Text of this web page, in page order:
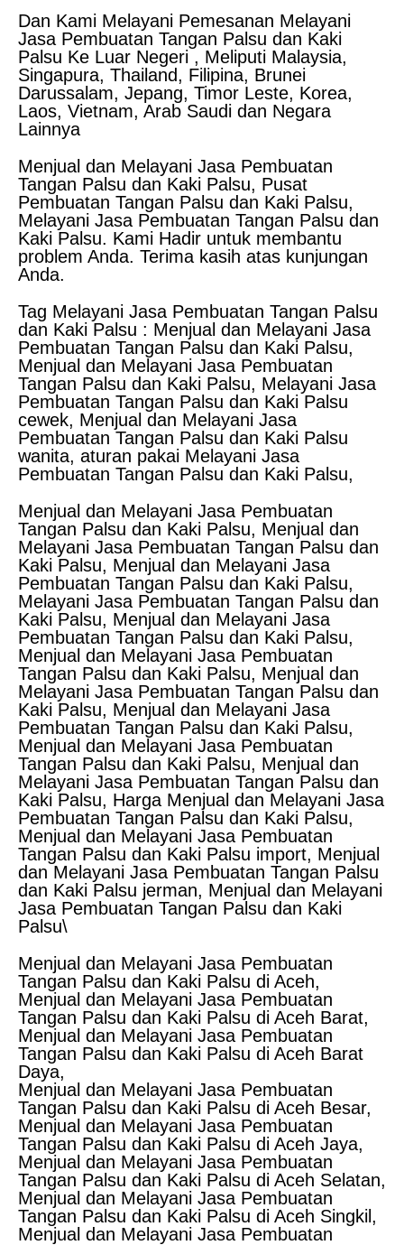
Dan Kami Melayani Pemesanan Melayani
Jasa Pembuatan Tangan Palsu dan Kaki
Palsu Ke Luar Negeri , Meliputi Malaysia,
Singapura, Thailand, Filipina, Brunei
Darussalam, Jepang, Timor Leste, Korea,
Laos, Vietnam, Arab Saudi dan Negara
Lainnya
Menjual dan Melayani Jasa Pembuatan
Tangan Palsu dan Kaki Palsu, Pusat
Pembuatan Tangan Palsu dan Kaki Palsu,
Melayani Jasa Pembuatan Tangan Palsu dan
Kaki Palsu. Kami Hadir untuk membantu
problem Anda. Terima kasih atas kunjungan
Anda.
Tag Melayani Jasa Pembuatan Tangan Palsu
dan Kaki Palsu : Menjual dan Melayani Jasa
Pembuatan Tangan Palsu dan Kaki Palsu,
Menjual dan Melayani Jasa Pembuatan
Tangan Palsu dan Kaki Palsu, Melayani Jasa
Pembuatan Tangan Palsu dan Kaki Palsu
cewek, Menjual dan Melayani Jasa
Pembuatan Tangan Palsu dan Kaki Palsu
wanita, aturan pakai Melayani Jasa
Pembuatan Tangan Palsu dan Kaki Palsu,
Menjual dan Melayani Jasa Pembuatan
Tangan Palsu dan Kaki Palsu, Menjual dan
Melayani Jasa Pembuatan Tangan Palsu dan
Kaki Palsu, Menjual dan Melayani Jasa
Pembuatan Tangan Palsu dan Kaki Palsu,
Melayani Jasa Pembuatan Tangan Palsu dan
Kaki Palsu, Menjual dan Melayani Jasa
Pembuatan Tangan Palsu dan Kaki Palsu,
Menjual dan Melayani Jasa Pembuatan
Tangan Palsu dan Kaki Palsu, Menjual dan
Melayani Jasa Pembuatan Tangan Palsu dan
Kaki Palsu, Menjual dan Melayani Jasa
Pembuatan Tangan Palsu dan Kaki Palsu,
Menjual dan Melayani Jasa Pembuatan
Tangan Palsu dan Kaki Palsu, Menjual dan
Melayani Jasa Pembuatan Tangan Palsu dan
Kaki Palsu, Harga Menjual dan Melayani Jasa
Pembuatan Tangan Palsu dan Kaki Palsu,
Menjual dan Melayani Jasa Pembuatan
Tangan Palsu dan Kaki Palsu import, Menjual
dan Melayani Jasa Pembuatan Tangan Palsu
dan Kaki Palsu jerman, Menjual dan Melayani
Jasa Pembuatan Tangan Palsu dan Kaki
Palsu\
Menjual dan Melayani Jasa Pembuatan
Tangan Palsu dan Kaki Palsu di Aceh,
Menjual dan Melayani Jasa Pembuatan
Tangan Palsu dan Kaki Palsu di Aceh Barat,
Menjual dan Melayani Jasa Pembuatan
Tangan Palsu dan Kaki Palsu di Aceh Barat
Daya,
Menjual dan Melayani Jasa Pembuatan
Tangan Palsu dan Kaki Palsu di Aceh Besar,
Menjual dan Melayani Jasa Pembuatan
Tangan Palsu dan Kaki Palsu di Aceh Jaya,
Menjual dan Melayani Jasa Pembuatan
Tangan Palsu dan Kaki Palsu di Aceh Selatan,
Menjual dan Melayani Jasa Pembuatan
Tangan Palsu dan Kaki Palsu di Aceh Singkil,
Menjual dan Melayani Jasa Pembuatan